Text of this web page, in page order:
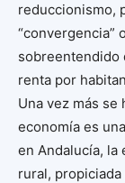
reduccionismo,
“convergencia”
sobreentendido
renta por
Una vez más se
economía es
en Andalucía, la
rural,